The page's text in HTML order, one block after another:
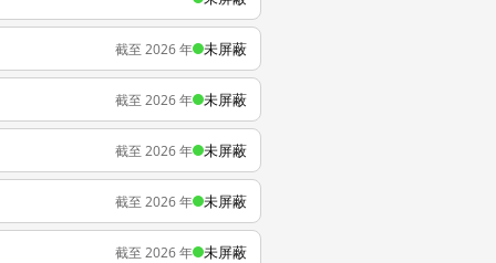
截至 2026 年 未屏蔽
截至 2026 年 未屏蔽
截至 2026 年 未屏蔽
截至 2026 年 未屏蔽
截至 2026 年 未屏蔽